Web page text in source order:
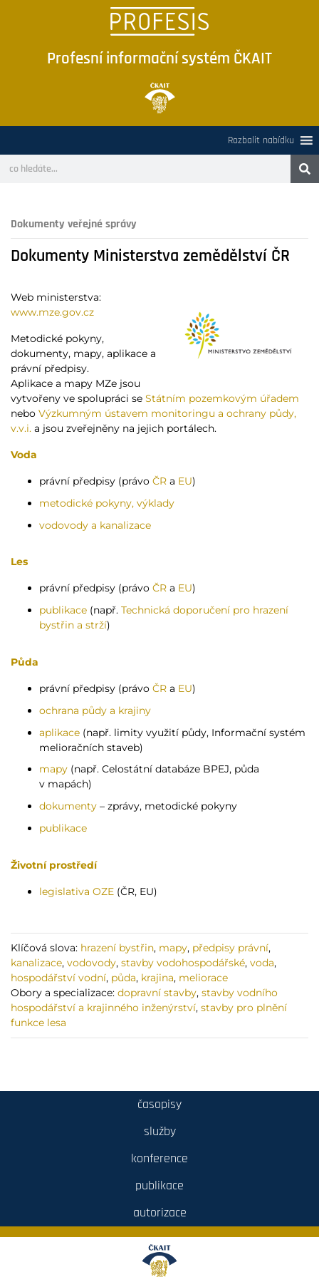
Profesní informační systém ČKAIT
Rozbalit nabídku
Dokumenty veřejné správy
Dokumenty Ministerstva zemědělství ČR
Web ministerstva:
www.mze.gov.cz
Metodické pokyny,
dokumenty, mapy, aplikace a
právní předpisy.
Aplikace a mapy MZe jsou
vytvořeny ve spolupráci se Státním pozemkovým úřadem
nebo Výzkumným ústavem monitoringu a ochrany půdy,
v.v.i. a jsou zveřejněny na jejich portálech.
Voda
právní předpisy (právo ČR a EU)
metodické pokyny, výklady
vodovody a kanalizace
Les
právní předpisy (právo ČR a EU)
publikace (např. Technická doporučení pro hrazení
bystřin a strží)
Půda
právní předpisy (právo ČR a EU)
ochrana půdy a krajiny
aplikace (např. limity využití půdy, Informační systém
melioračních staveb)
mapy (např. Celostátní databáze BPEJ, půda
v mapách)
dokumenty – zprávy, metodické pokyny
publikace
Životní prostředí
legislativa OZE (ČR, EU)
Klíčová slova: hrazení bystřin, mapy, předpisy právní,
kanalizace, vodovody, stavby vodohospodářské, voda,
hospodářství vodní, půda, krajina, meliorace
Obory a specializace: dopravní stavby, stavby vodního
hospodářství a krajinného inženýrství, stavby pro plnění
funkce lesa
časopisy
služby
konference
publikace
autorizace